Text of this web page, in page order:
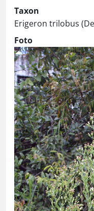
Taxon
Erigeron trilobus
Foto